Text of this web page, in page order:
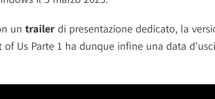
un trailer di presentazione dedicato, la
of Us Parte 1 ha dunque infine una data